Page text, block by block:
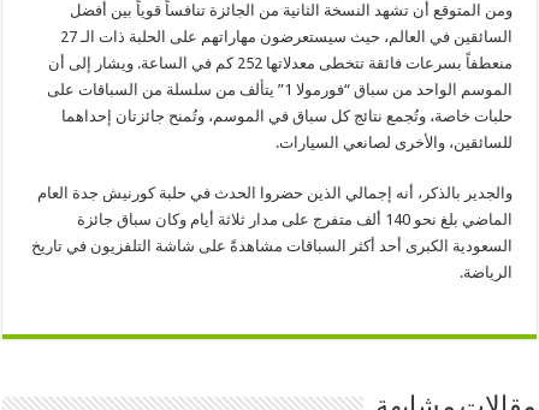
ومن المتوقع أن تشهد النسخة الثانية من الجائزة تنافساً قوياً بين أفضل
السائقين في العالم، حيث سيستعرضون مهاراتهم على الحلبة ذات الـ 27
منعطفاً بسرعات فائقة تتخطى معدلاتها 252 كم في الساعة. ويشار إلى
أن
الموسم الواحد من سباق “فورمولا 1” يتألف من سلسلة من السباقات على
حلبات خاصة، وتُجمع نتائج كل سباق في الموسم، وتُمنح جائزتان إحداهما
للسائقين، والأخرى لصانعي السيارات.
والجدير بالذكر، أنه إجمالي الذين حضروا الحدث في حلبة كورنيش جدة العام
الماضي بلغ نحو 140 ألف متفرج على مدار ثلاثة أيام وكان سباق جائزة
السعودية الكبرى أحد أكثر السباقات مشاهدةً على شاشة التلفزيون في تاريخ
الرياضة.